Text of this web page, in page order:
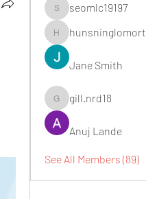
seomlc19197
seomlc19197
hunsninglomort1978
Jane Smith
gill.nrd18
gill.nrd18
Anuj Lande
See All Members (89)